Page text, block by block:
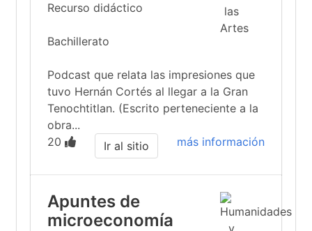
Recurso didáctico
Bachillerato
Podcast que relata las impresiones que
tuvo Hernán Cortés al llegar a la Gran
Tenochtitlan. (Escrito perteneciente a la
obra...
20
más información
Ir al sitio
Apuntes de
microeconomía